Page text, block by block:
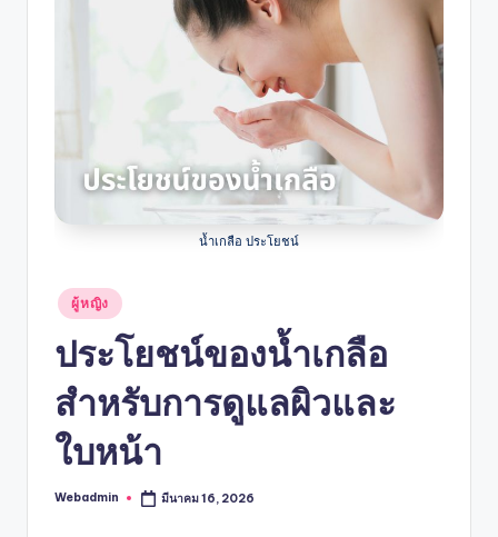
น้ำเกลือ ประโยชน์
Posted
in
ผู้หญิง
ประโยชน์ของน้ำเกลือ
สำหรับการดูแลผิวและ
ใบหน้า
Posted
Webadmin มีนาคม 16, 2026